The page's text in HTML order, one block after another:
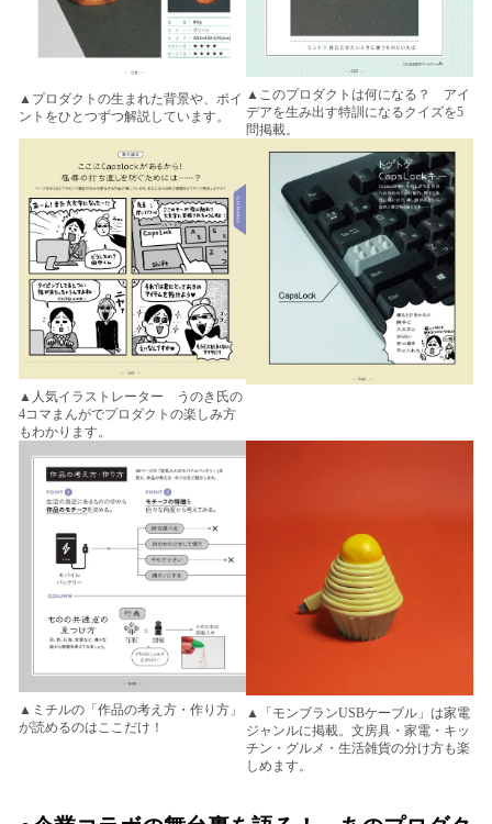
▲プロダクトの生まれた背景や、ポイ
ントをひとつずつ解説しています。
▲このプロダクトは何になる？ アイ
デアを生み出す特訓になるクイズを5
問掲載。
▲人気イラストレーター うのき氏の
4コマまんがでプロダクトの楽しみ方
もわかります。
▲ミチルの「作品の考え方・作り方」
が読めるのはここだけ！
▲「モンブランUSBケーブル」は家電
ジャンルに掲載。文房具・家電・キッ
チン・グルメ・生活雑貨の分け方も楽
しめます。